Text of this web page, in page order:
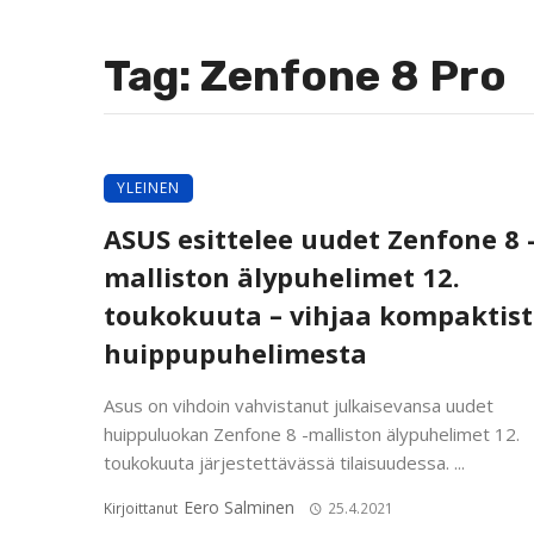
Tag: Zenfone 8 Pro
YLEINEN
ASUS esittelee uudet Zenfone 8
malliston älypuhelimet 12.
toukokuuta – vihjaa
huippupuhelimesta
Asus on vihdoin vahvistanut julkaisevansa uudet
huippuluokan Zenfone 8 -malliston älypuhelimet 12.
toukokuuta järjestettävässä tilaisuudessa. ...
Kirjoittanut Eero Salminen 25.4.2021